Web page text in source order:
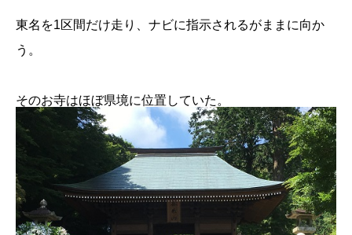
東名を1区間だけ走り、ナビに指示されるがままに向か
う。
そのお寺はほぼ県境に位置していた。